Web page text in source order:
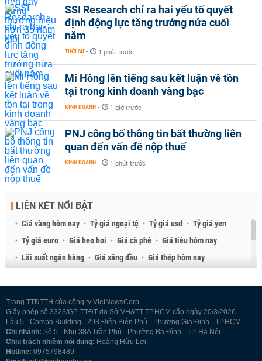
SSI Research chỉ ra hai yếu tố quyết
định động lực tăng trưởng nửa cuối
năm
THỜI SỰ - 1 phút trước
Mi Hồng lên tiếng sau kết luận về tồn
tại trong kinh doanh vàng bạc
KINH DOANH - 1 giờ trước
PNJ công bố thông tin bất thường liên
quan đến vấn đề nộp thuế
KINH DOANH - 1 phút trước
LIÊN KẾT NỔI BẬT
Giá vàng hôm nay Tỷ giá ngoại tệ Tỷ giá usd
Tỷ giá yen
Tỷ giá euro
Giá heo hơi Giá cà phê
Giá tiêu hôm nay
Lãi suất ngân hàng
Giá xăng dầu
Giá thép hôm nay
Trang TTĐTTH của công ty VietNewsCorp
Giấy phép số 3323/GP-TTĐT do Sở VH&TT TP.HCM cấp ngày 20/3/2026
Lầu 5 - Compa Building - 293 Điện Biên Phủ - Phường Gia Định - TP.HCM
Chi nhánh: Số 5 - Khu 38A Trần Phú - Phường Ba Đình - TP. Hà Nội
Chịu trách nhiệm nội dung: Hoàng Hữu Lợi
Hotline: 0975798489